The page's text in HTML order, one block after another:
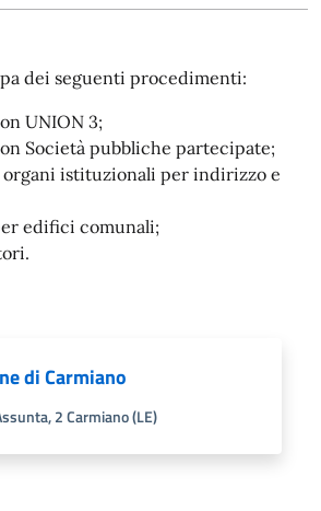
dei seguenti procedimenti:
UNION 3;
Società pubbliche partecipate;
organi istituzionali per indirizzo e
edifici comunali;
di Carmiano
2 Carmiano (LE)